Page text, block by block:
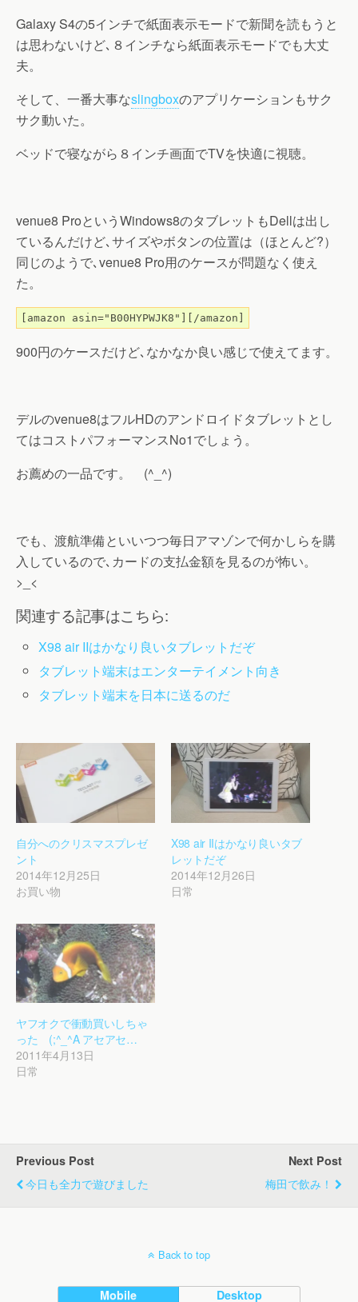
Galaxy S4の5インチで紙面表示モードで新聞を読もうと
は思わないけど､８インチなら紙面表示モードでも大丈
夫。
そして、一番大事なslingboxのアプリケーションもサク
サク動いた。
ベッドで寝ながら８インチ画面でTVを快適に視聴。
venue8 ProというWindows8のタブレットもDellは出し
ているんだけど､サイズやボタンの位置は（ほとんど?）
同じのようで､venue8 Pro用のケースが問題なく使え
た。
[amazon asin="B00HYPWJK8"][/amazon]
900円のケースだけど､なかなか良い感じで使えてます。
デルのvenue8はフルHDのアンドロイドタブレットとし
てはコストパフォーマンスNo1でしょう。
お薦めの一品です。 (^_^)
でも、渡航準備といいつつ毎日アマゾンで何かしらを購
入しているので､カードの支払金額を見るのが怖い。
>_<
関連する記事はこちら:
X98 air IIはかなり良いタブレットだぞ
タブレット端末はエンターテイメント向き
タブレット端末を日本に送るのだ
自分へのクリスマスプレゼ
ント
2014年12月25日
お買い物
X98 air IIはかなり良いタブ
レットだぞ
2014年12月26日
日常
ヤフオクで衝動買いしちゃ
った (;^_^A アセアセ…
2011年4月13日
日常
Previous Post
今日も全力で遊びました
Next Post
梅田で飲み！
Back to top
Mobile Desktop